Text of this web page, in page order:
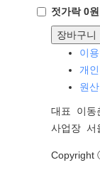
젓가락 0원
장바구니
이
개
원
대표 이
사업장 서
Copyright